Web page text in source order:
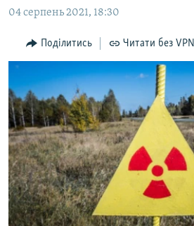
Перейти
пошуку
ПОГЛЯД
ІНТЕРВ'Ю
ВСЕ ЗА ДЕНЬ
СПЕЦПРОЕКТИ
ДЕПОРТАЦІЯ
ВІДЕОУРОКИ «ELIFBE»
СВІДЧЕННЯ ОКУПАЦІЇ
УКРАЇНСЬКА ПРОБЛЕМА КРИМУ
ІНФОГРАФІКА
ЯК ОБІЙТИ БЛОКУВАННЯ
Русский
Qırımtatar
ДОЛУЧАЙСЯ!
04 серпень 2021, 18:30
Поділитись Читати без VPN